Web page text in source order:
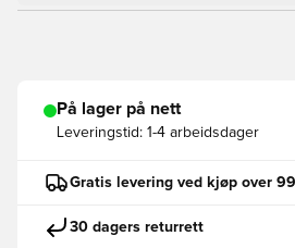
På lager på nett
Leveringstid: 1-4 arbeidsdager
Gratis levering ved kjøp over
30 dagers returrett